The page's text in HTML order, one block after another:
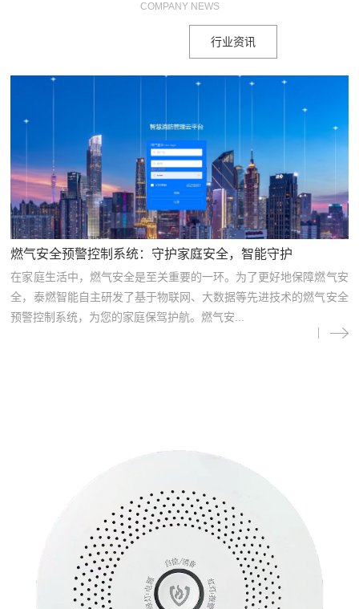
COMPANY NEWS
行业资讯
燃气安全预警控制系统：守护家庭安全，智能守护
在家庭生活中，燃气安全是至关重要的一环。为了更好地保障燃气安
全，泰燃智能自主研发了基于物联网、大数据等先进技术的燃气安全
预警控制系统，为您的家庭保驾护航。燃气安...